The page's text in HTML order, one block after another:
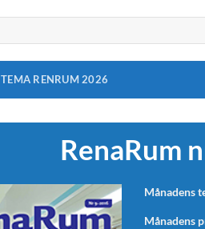
TEMA RENRUM 2026
Månadens
Månadens
RenaRum